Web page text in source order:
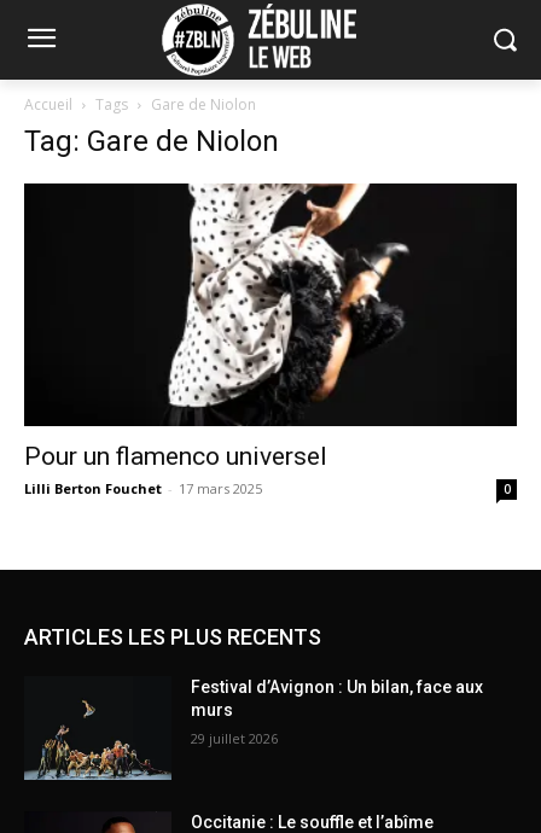
Accueil Tags Gare de Niolon
Tag: Gare de Niolon
Pour un flamenco universel
Lilli Berton Fouchet - 17 mars 2025 0
ARTICLES LES PLUS RECENTS
Festival d’Avignon : Un bilan, face aux
murs
29 juillet 2026
Occitanie : Le souffle et l’abîme